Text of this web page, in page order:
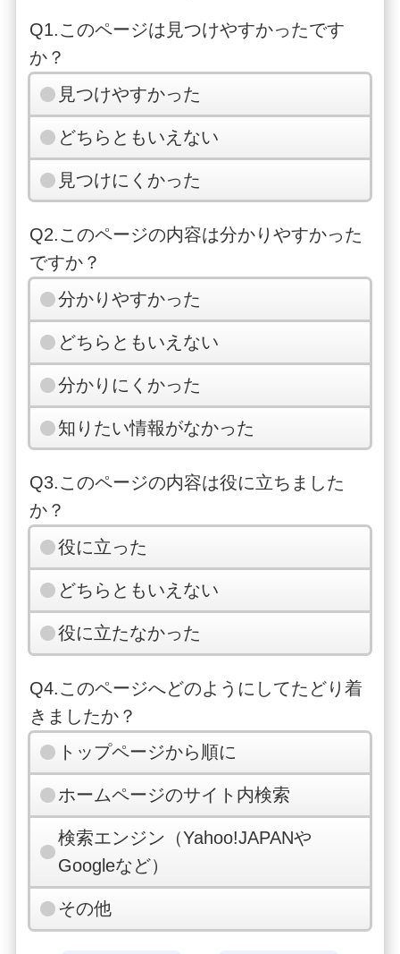
Q1.このページは見つけやすかったです
か？
見つけやすかった
どちらともいえない
見つけにくかった
Q2.このページの内容は分かりやすかった
ですか？
分かりやすかった
どちらともいえない
分かりにくかった
知りたい情報がなかった
Q3.このページの内容は役に立ちました
か？
役に立った
どちらともいえない
役に立たなかった
Q4.このページへどのようにしてたどり着
きましたか？
トップページから順に
ホームページのサイト内検索
検索エンジン（Yahoo!JAPANや
Googleなど）
その他